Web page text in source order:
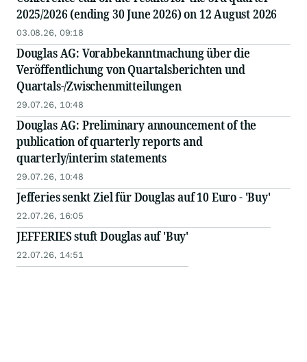
2025/2026 (ending 30 June 2026) on 12 August 2026
03.08.26, 09:18
Douglas AG: Vorabbekanntmachung über die
Veröffentlichung von Quartalsberichten und
Quartals-/Zwischenmitteilungen
29.07.26, 10:48
Douglas AG: Preliminary announcement of the
publication of quarterly reports and
quarterly/interim statements
29.07.26, 10:48
Jefferies senkt Ziel für Douglas auf 10 Euro - 'Buy'
22.07.26, 16:05
JEFFERIES stuft Douglas auf 'Buy'
22.07.26, 14:51